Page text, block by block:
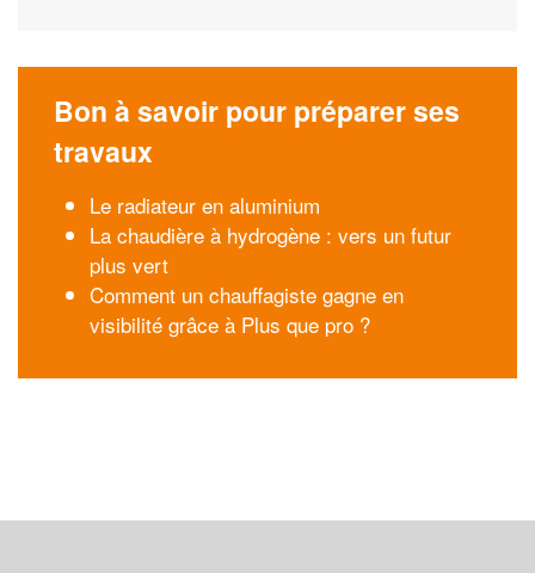
Bon à savoir pour préparer ses
travaux
Le radiateur en aluminium
La chaudière à hydrogène : vers un futur
plus vert
Comment un chauffagiste gagne en
visibilité grâce à Plus que pro ?